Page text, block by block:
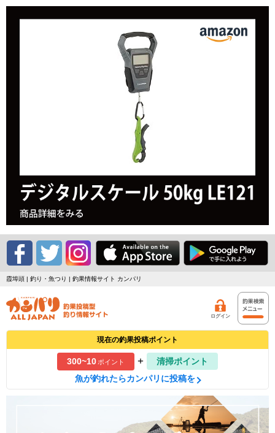
霞埠頭 | 釣り・魚つり | 釣果情報サイト カンパリ
ログイン
現在の釣果投稿ポイント
300~10ポイント +
清掃ポイント
魚が釣れたらカンパリに投稿を